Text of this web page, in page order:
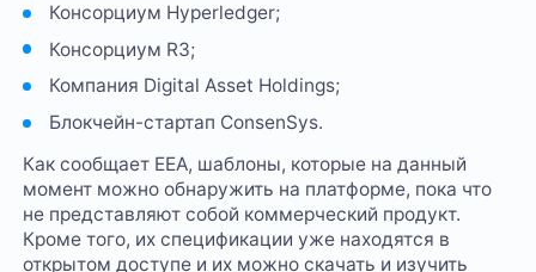
Консорциум Hyperledger;
Консорциум R3;
Компания Digital Asset Holdings;
Блокчейн-стартап ConsenSys.
Как сообщает EEA, шаблоны, которые на данный
момент можно обнаружить на платформе, пока что
не представляют собой коммерческий продукт.
Кроме того, их спецификации уже находятся в
открытом доступе и их можно скачать и изучить